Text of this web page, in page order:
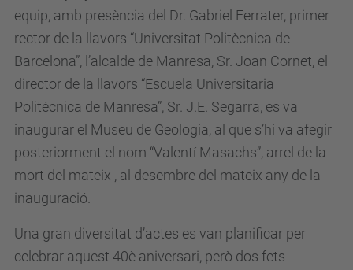
equip, amb presència del Dr. Gabriel Ferrater, primer
rector de la llavors “Universitat Politècnica de
Barcelona”, l’alcalde de Manresa, Sr. Joan Cornet, el
director de la llavors “Escuela Universitaria
Politécnica de Manresa”, Sr. J.E. Segarra, es va
inaugurar el Museu de Geologia, al que s’hi va afegir
posteriorment el nom “Valentí Masachs”, arrel de la
mort del mateix , al desembre del mateix any de la
inauguració.
Una gran diversitat d’actes es van planificar per
celebrar aquest 40è aniversari, però dos fets